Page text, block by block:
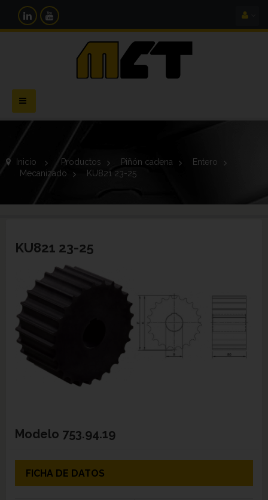
Navegación
Toggle
Inicio > Productos > Piñón cadena >
Entero
Mecanizado > KU821 23-25
KU821 23-25
Modelo 753.94.19
FICHA DE DATOS